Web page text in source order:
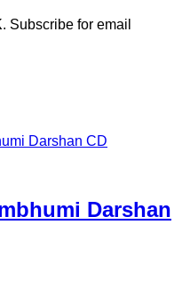
. Subscribe for email
Darshan